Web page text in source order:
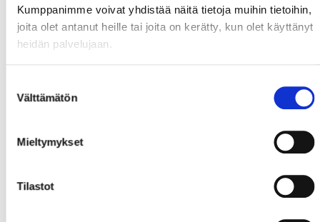
Kumppanimme voivat yhdistää näitä tietoja muihin tietoihin,
joita olet antanut heille tai joita on kerätty, kun olet käyttänyt
heidän palvelujaan.
valinta
Välttämätön
Mieltymykset
Tilastot